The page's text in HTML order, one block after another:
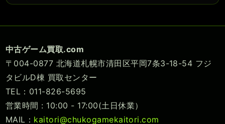
中古ゲーム買取.com
〒004-0877 北海道札幌市清田区平岡7条3-18-54 フジ
タビルD棟 買取センター
TEL：011-826-5695
営業時間 : 10:00 - 17:00(土日休業）
MAIL： kaitori@chukogamekaitori.com